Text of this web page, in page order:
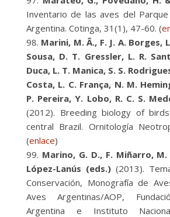
Inventario de las aves del Parque
Argentina. Cotinga, 31(1), 47-60. (
Marini, M. Â., F. J. A. Borges,
Sousa, D. T. Gressler, L. R.
Duca, L. T. Manica, S. S.
Costa, L. C. França, N. M.
P. Pereira, Y. Lobo, R. C. S.
(2012). Breeding biology of
central Brazil. Ornitología
(enlace)
Marino, G. D., F. Miñarro,
López-Lanús (eds.) (2013).
Conservación, Monografía de
Aves Argentinas/AOP,
Argentina e Instituto